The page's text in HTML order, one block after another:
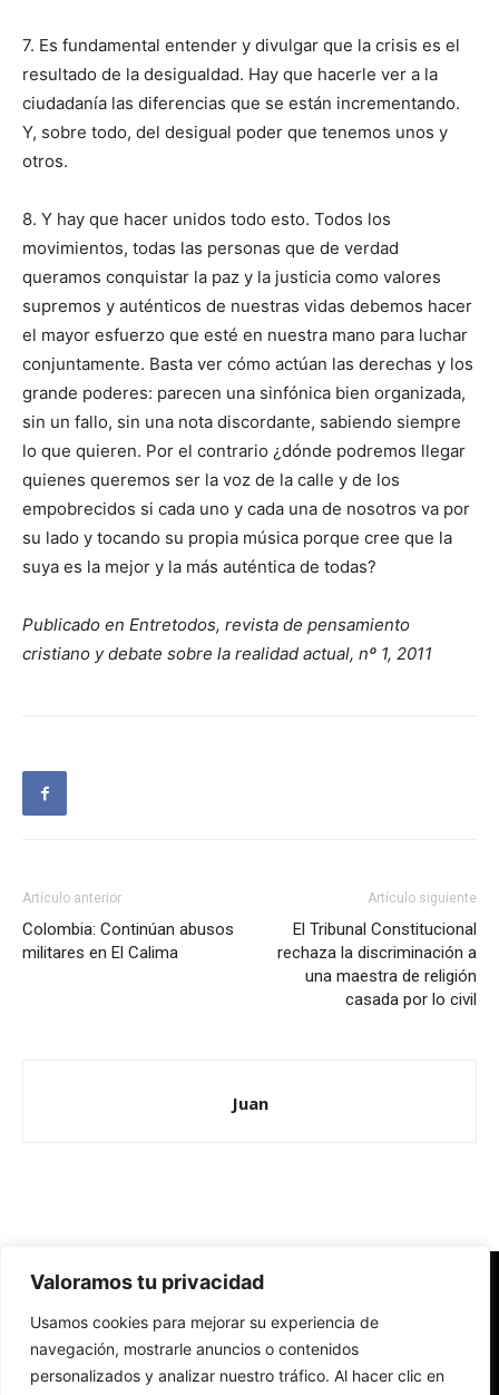
Valoramos tu privacidad
Usamos cookies para mejorar su experiencia de
navegación, mostrarle anuncios o contenidos
personalizados y analizar nuestro tráfico. Al hacer clic en
7. Es fundamental entender y divulgar que la crisis es el
resultado de la desigualdad. Hay que hacerle ver a la
ciudadanía las diferencias que se están incrementando.
Y, sobre todo, del desigual poder que tenemos unos y
otros.
8. Y hay que hacer unidos todo esto. Todos los
movimientos, todas las personas que de verdad
queramos conquistar la paz y la justicia como valores
supremos y auténticos de nuestras vidas debemos hacer
el mayor esfuerzo que esté en nuestra mano para luchar
conjuntamente. Basta ver cómo actúan las derechas y los
grande poderes: parecen una sinfónica bien organizada,
sin un fallo, sin una nota discordante, sabiendo siempre
lo que quieren. Por el contrario ¿dónde podremos llegar
quienes queremos ser la voz de la calle y de los
empobrecidos si cada uno y cada una de nosotros va por
su lado y tocando su propia música porque cree que la
suya es la mejor y la más auténtica de todas?
Publicado en Entretodos, revista de pensamiento
cristiano y debate sobre la realidad actual, nº 1, 2011
Artículo anterior
Colombia: Continúan abusos
militares en El Calima
Artículo siguiente
El Tribunal Constitucional
rechaza la discriminación a
una maestra de religión
casada por lo civil
Juan
Redes Cristianas
Una mirada alternativa sobre la Iglesia católica y la sociedad
- Colectivos de Redes Cristianas